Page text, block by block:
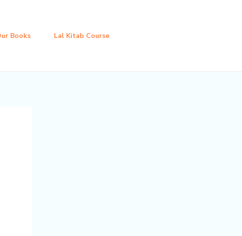
Books Lal Kitab Course